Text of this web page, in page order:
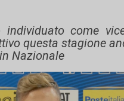
individuato come
questa stagione
Nazionale